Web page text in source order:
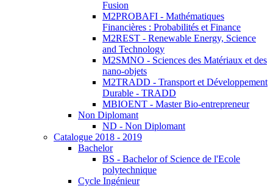
Fusion
M2PROBAFI - Mathématiques
Financières : Probabilités et Finance
M2REST - Renewable Energy, Science
and Technology
M2SMNO - Sciences des Matériaux et des
nano-objets
M2TRADD - Transport et Développement
Durable - TRADD
MBIOENT - Master Bio-entrepreneur
Non Diplomant
ND - Non Diplomant
Catalogue 2018 - 2019
Bachelor
BS - Bachelor of Science de l'Ecole
polytechnique
Cycle Ingénieur